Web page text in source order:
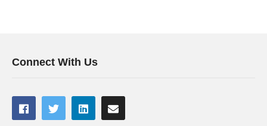
Connect With Us